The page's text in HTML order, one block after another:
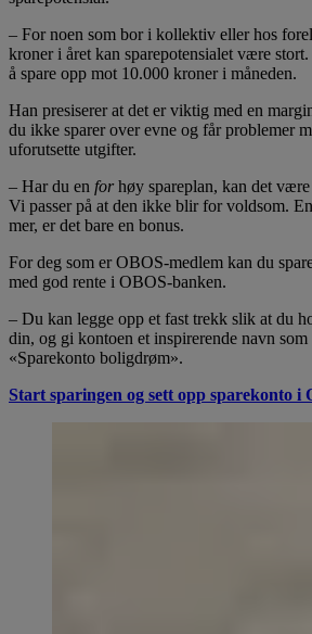
– For noen som bor i kollektiv eller hos
kroner i året kan sparepotensialet være
å spare opp mot 10.000 kroner i måneden.
Han presiserer at det er viktig med en
du ikke sparer over evne og får problemer
uforutsette utgifter.
– Har du en forhøy spareplan, kan det
Vi passer på at den ikke blir for voldsom.
mer, er det bare en bonus.
For deg som er OBOS-medlem kan du
med god rente i OBOS-banken.
– Du kan legge opp et fast trekk slik at du
din, og gi kontoen et inspirerende navn
«Sparekonto boligdrøm».
Start sparingen og sett opp sparekonto i